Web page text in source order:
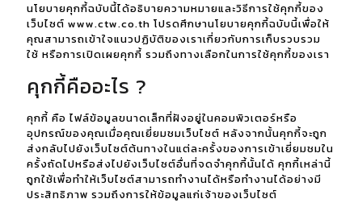
นโยบายคุกกี้ฉบับนี้ได้อธิบายความหมายและวิธีการใช้คุกกี้ของ
เว็บไซต์ www.ctw.co.th โปรดศึกษานโยบายคุกกี้ฉบับนี้เพื่อให้
คุณสามารถเข้าใจแนวปฏิบัติของเราเกี่ยวกับการเก็บรวบรวม
ใช้ หรือการเปิดเผยคุกกี้ รวมถึงทางเลือกในการใช้คุกกี้ของเรา
คุกกี้คืออะไร ?
คุกกี้ คือ ไฟล์ข้อมูลขนาดเล็กที่ฝังอยู่ในคอมพิวเตอร์หรือ
อุปกรณ์ของคุณเมื่อคุณเยี่ยมชมเว็บไซต์ หลังจากนั้นคุกกี้จะถูก
ส่งกลับไปยังเว็บไซต์ต้นทางในแต่ละครั้งของการเข้าเยี่ยมชมใน
ครั้งถัดไปหรือส่งไปยังเว็บไซต์อื่นที่จดจำคุกกี้นั้นได้ คุกกี้เหล่านี้
ถูกใช้เพื่อทำให้เว็บไซต์สามารถทำงานได้หรือทำงานได้อย่างมี
ประสิทธิภาพ รวมถึงการให้ข้อมูลแก่เจ้าของเว็บไซต์